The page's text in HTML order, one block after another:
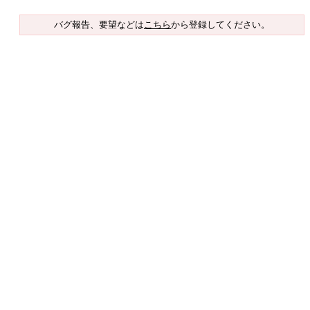
バグ報告、要望などはこちらから登録してください。